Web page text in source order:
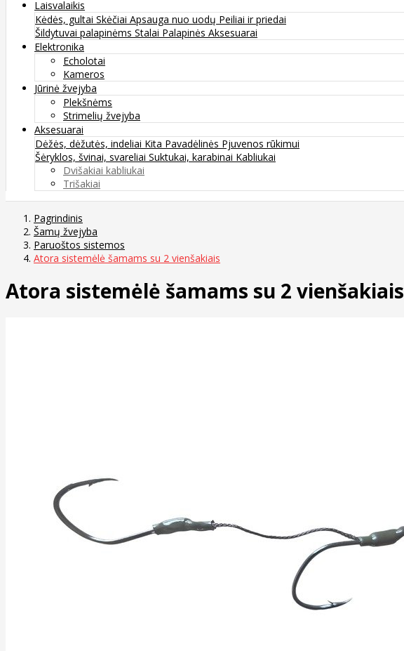
Laisvalaikis
Kėdės, gultai Skėčiai Apsauga nuo uodų Peiliai ir priedai
Šildytuvai palapinėms Stalai Palapinės Aksesuarai
Elektronika
Echolotai
Kameros
Jūrinė žvejyba
Plekšnėms
Strimelių žvejyba
Aksesuarai
Dėžės, dėžutės, indeliai Kita Pavadėlinės Pjuvenos rūkimui
Šėryklos, švinai, svareliai Suktukai, karabinai Kabliukai
Dvišakiai kabliukai
Trišakiai
Pagrindinis
Šamų žvejyba
Paruoštos sistemos
Atora sistemėlė šamams su 2 vienšakiais
Atora sistemėlė šamams su 2 vienšakiais